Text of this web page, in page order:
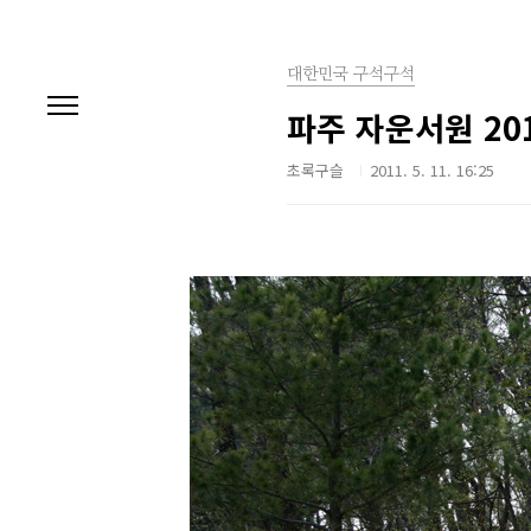
대한민국 구석구석
파주 자운서원
초록구슬 2011. 5. 11. 16:25